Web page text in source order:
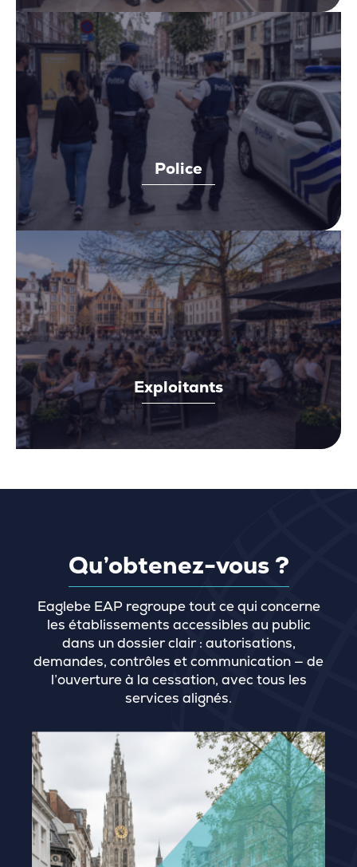
Police
Exploitants
Qu’obtenez-vous ?
Eaglebe EAP regroupe tout ce qui concerne
les établissements accessibles au public
dans un dossier clair : autorisations,
demandes, contrôles et communication — de
l’ouverture à la cessation, avec tous les
services alignés.